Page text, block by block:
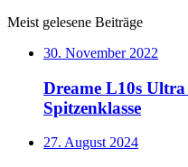
Meist gelesene Beiträge
30. November 2022
Dreame L10s
Spitzenklasse
27. August 2024